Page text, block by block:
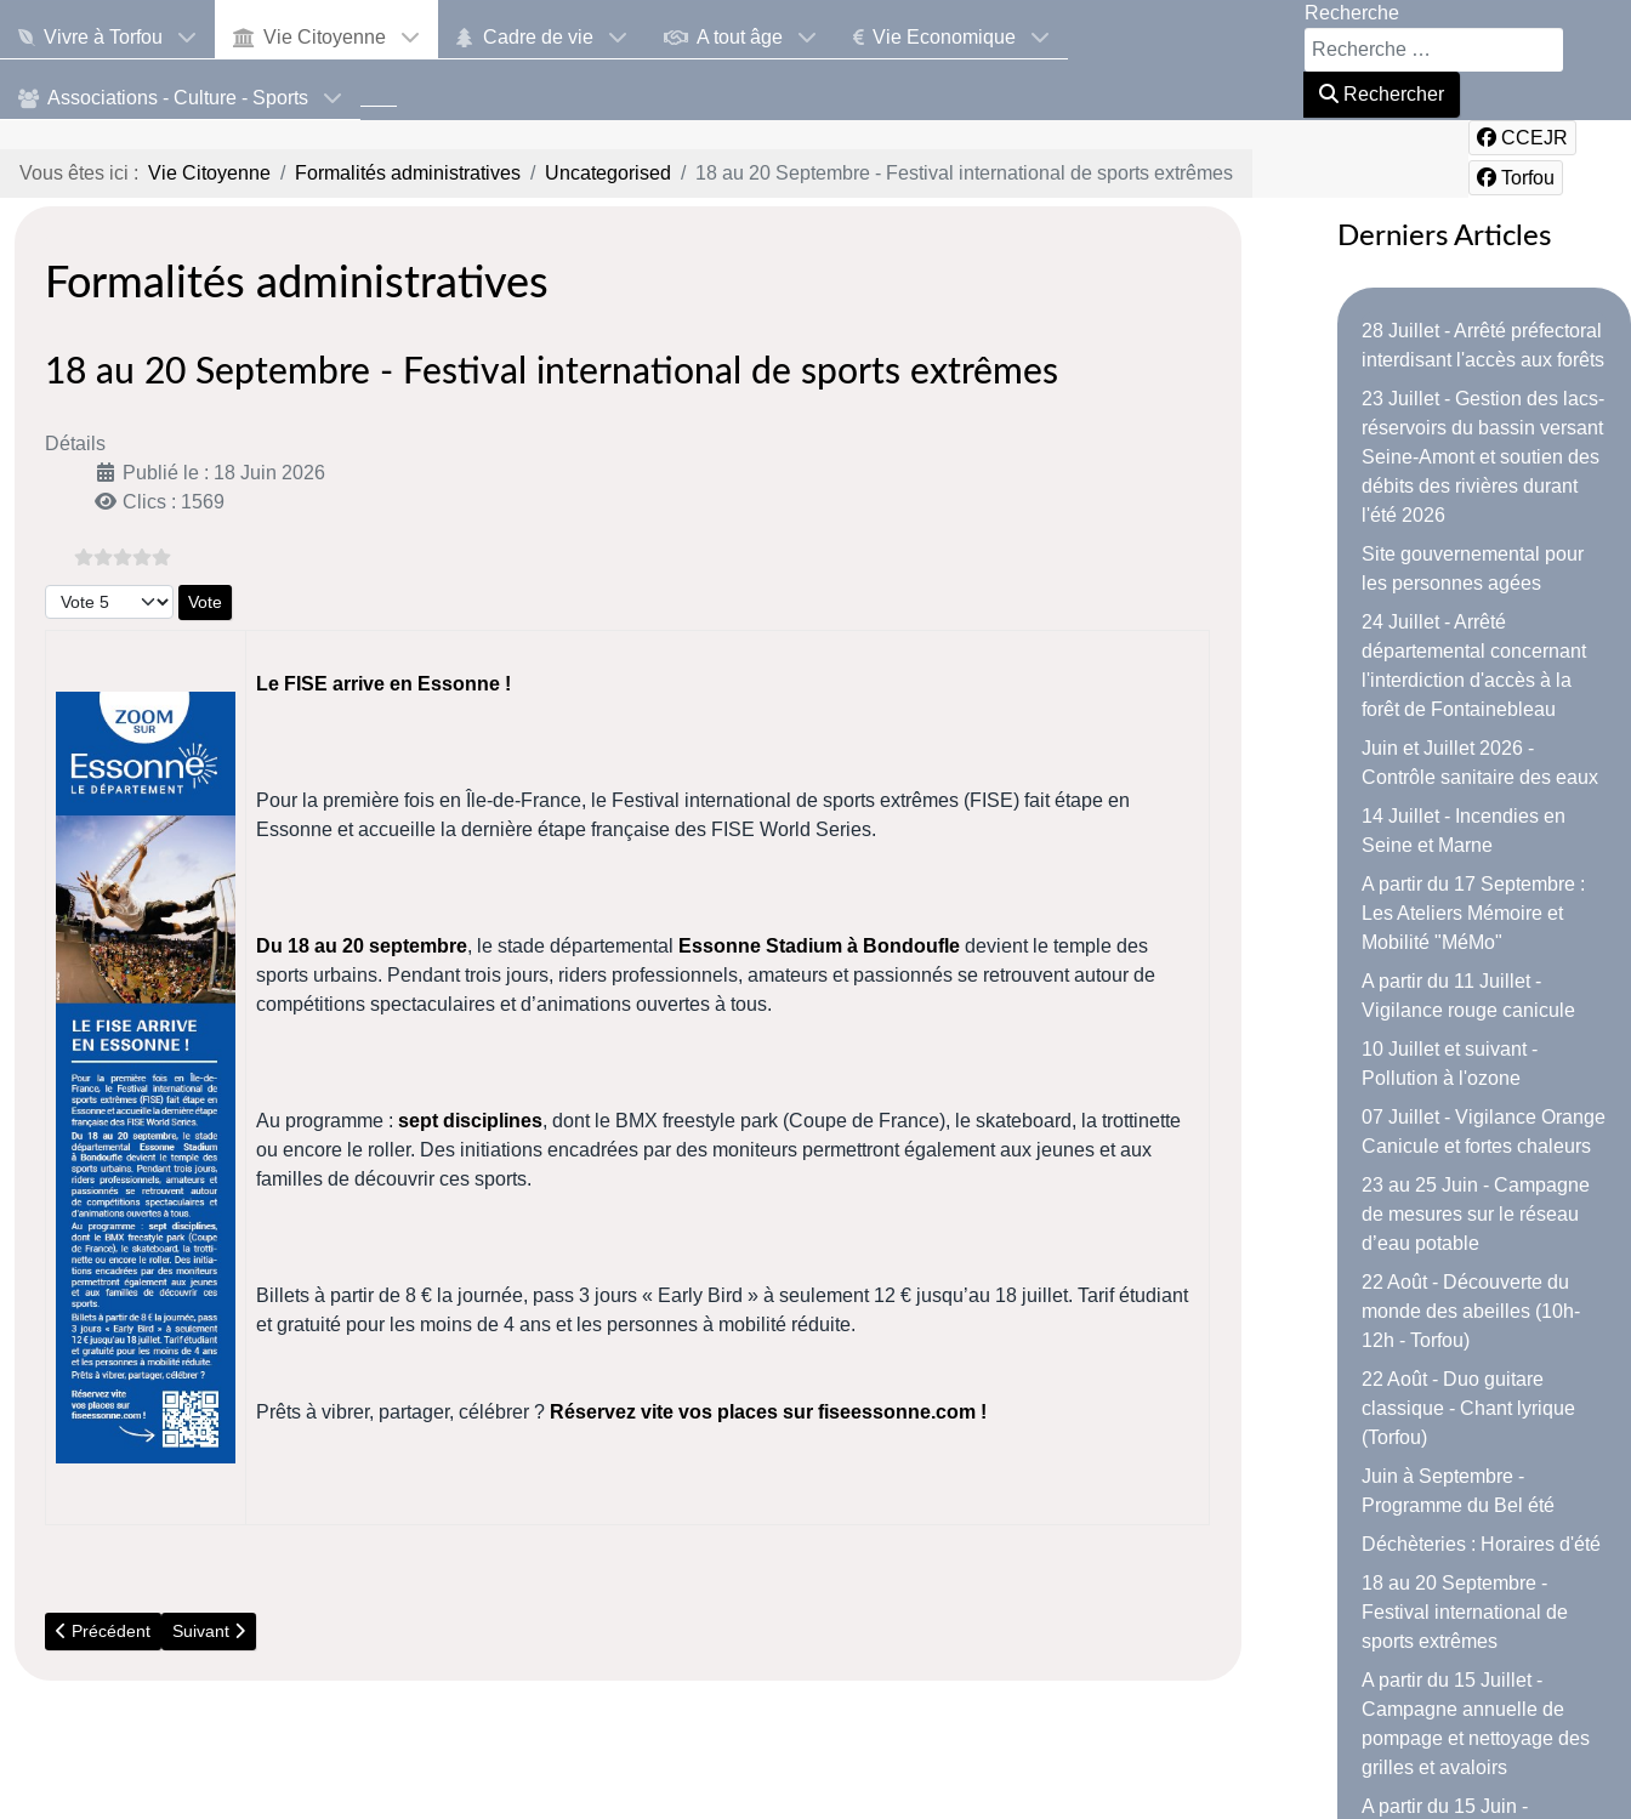
Vivre à Torfou Vie Citoyenne Cadre de vie A tout âge Vie Economique
Associations - Culture - Sports
Recherche
Rechercher
Vous êtes ici : Vie Citoyenne Formalités administratives Uncategorised 18 au 20 Septembre - Festival international de sports extrêmes
CCEJR
Torfou
Formalités administratives
18 au 20 Septembre - Festival international de sports extrêmes
Détails
Publié le : 18 Juin 2026
Clics : 1569
Veuillez voter
Le FISE arrive en Essonne !
Pour la première fois en Île-de-France, le Festival international de sports extrêmes (FISE) fait étape en
Essonne et accueille la dernière étape française des FISE World Series.
Du 18 au 20 septembre, le stade départemental Essonne Stadium à Bondoufle devient le temple des
sports urbains. Pendant trois jours, riders professionnels, amateurs et passionnés se retrouvent autour de
compétitions spectaculaires et d’animations ouvertes à tous.
Au programme : sept disciplines, dont le BMX freestyle park (Coupe de France), le skateboard, la trottinette
ou encore le roller. Des initiations encadrées par des moniteurs permettront également aux jeunes et aux
familles de découvrir ces sports.
Billets à partir de 8 € la journée, pass 3 jours « Early Bird » à seulement 12 € jusqu’au 18 juillet. Tarif étudiant
et gratuité pour les moins de 4 ans et les personnes à mobilité réduite.
Prêts à vibrer, partager, célébrer ? Réservez vite vos places sur fiseessonne.com !
Article précédent : 14 Septembre - Lardy - Atelier Art et Nature
Précédent Article suivant : 20 Février - RER C - Message du maire de Chamarande
Suivant
Derniers Articles
28 Juillet - Arrêté préfectoral
interdisant l'accès aux forêts
23 Juillet - Gestion des lacs-
réservoirs du bassin versant
Seine-Amont et soutien des
débits des rivières durant
l'été 2026
Site gouvernemental pour
les personnes agées
24 Juillet - Arrêté
départemental concernant
l'interdiction d'accès à la
forêt de Fontainebleau
Juin et Juillet 2026 -
Contrôle sanitaire des eaux
14 Juillet - Incendies en
Seine et Marne
A partir du 17 Septembre :
Les Ateliers Mémoire et
Mobilité "MéMo"
A partir du 11 Juillet -
Vigilance rouge canicule
10 Juillet et suivant -
Pollution à l'ozone
07 Juillet - Vigilance Orange
Canicule et fortes chaleurs
23 au 25 Juin - Campagne
de mesures sur le réseau
d’eau potable
22 Août - Découverte du
monde des abeilles (10h-
12h - Torfou)
22 Août - Duo guitare
classique - Chant lyrique
(Torfou)
Juin à Septembre -
Programme du Bel été
Déchèteries : Horaires d'été
18 au 20 Septembre -
Festival international de
sports extrêmes
A partir du 15 Juillet -
Campagne annuelle de
pompage et nettoyage des
grilles et avaloirs
A partir du 15 Juin -